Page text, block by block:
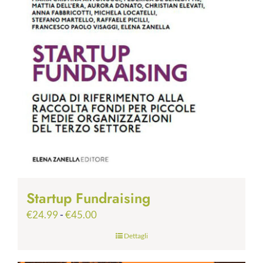
Startup Fundraising
€24.99-€45.00Fascia
Dettagli